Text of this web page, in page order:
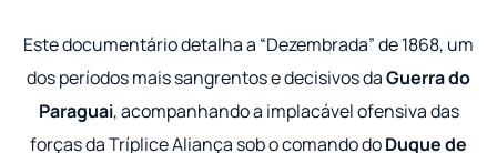
Este documentário detalha a “Dezembrada” de 1868, um
dos períodos mais sangrentos e decisivos daGuerra do
Paraguai, acompanhando a implacável ofensiva das
forças da Tríplice Aliança sob o comando doDuque de